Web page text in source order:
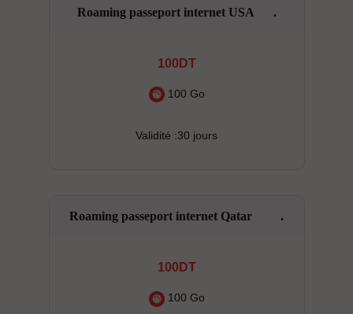
Roaming passeport internet USA .
100DT
100 Go
Validité :30 jours
Roaming passeport internet Qatar .
100DT
100 Go